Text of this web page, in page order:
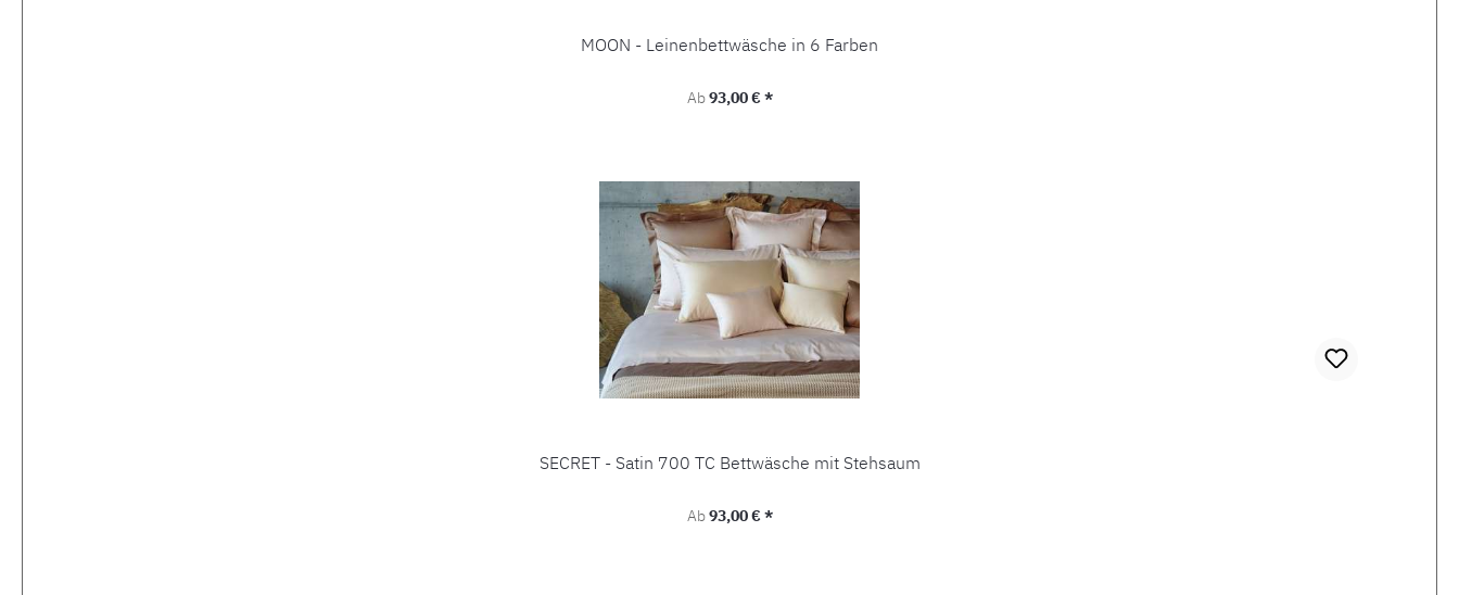
MOON - Leinenbettwäsche in 6 Farben
Regulärer Preis:
Ab93,00 € *
SECRET - Satin 700 TC Bettwäsche mit Stehsaum
Regulärer Preis:
Ab93,00 € *